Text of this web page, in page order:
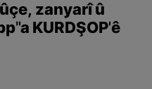
zanyarî û
KURDŞOP'ê